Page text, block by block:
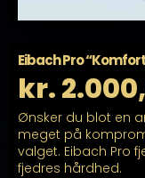
Eibach Pro
kr.
Ønsker du blot en
meget på
valget. Eibach Pro
fjedres hårdhed.